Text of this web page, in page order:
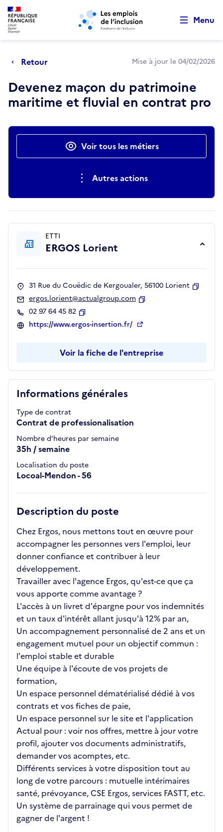
Aller au menu principal Aller au contenu principal
Menu
Retour Mise à jour le 04/02/2026
Devenez maçon du patrimoine
maritime et fluvial en contrat pro
Actions rapidesVoir tous les métiers
Autres actions
Informations générales
Type de contrat
Contrat de professionalisation
Nombre d'heures par semaine
35h / semaine
Localisation du poste
Locoal-Mendon - 56
Description du poste
Chez Ergos, nous mettons tout en œuvre pour
accompagner les personnes vers l'emploi, leur
donner confiance et contribuer à leur
développement.
Travailler avec l'agence Ergos, qu'est-ce que ça
vous apporte comme avantage ?
L'accès à un livret d'épargne pour vos indemnités
et un taux d'intérêt allant jusqu'à 12% par an,
Un accompagnement personnalisé de 2 ans et un
engagement mutuel pour un objectif commun :
l'emploi stable et durable
Une équipe à l'écoute de vos projets de
formation,
Un espace personnel dématérialisé dédié à vos
contrats et vos fiches de paie,
Un espace personnel sur le site et l'application
Actual pour : voir nos offres, mettre à jour votre
profil, ajouter vos documents administratifs,
demander vos acomptes, etc.
Différents services à votre disposition tout au
long de votre parcours : mutuelle intérimaires
santé, prévoyance, CSE Ergos, services FASTT, etc.
Un système de parrainage qui vous permet de
gagner de l'argent !
ETTI
ERGOS Lorient
31 Rue du Couëdic de Kergoualer, 56100 Lorient
ergos.lorient@actualgroup.com
02 97 64 45 82
Copier
https://www.ergos-insertion.fr/
Voir la fiche de l'entreprise
Retour au début de la page
Panneau de gestion des cookies